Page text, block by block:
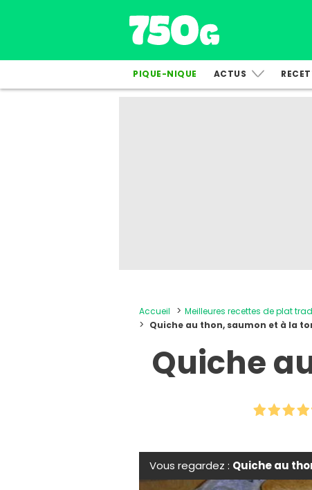
PIQUE-NIQUE ACTUS
Accueil Meilleures recettes de plat
Quiche au thon, saumon et à la
Quiche
Vous regardez : Quiche au